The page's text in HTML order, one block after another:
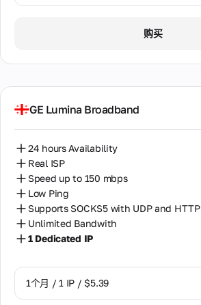
购买
GE Lumina Broadband
24 hours Availability
Real ISP
Speed up to 150 mbps
Low Ping
Supports SOCKS5 with UDP and HTTP
Unlimited Bandwith
1 Dedicated IP
1个月 / 1 IP / $5.39